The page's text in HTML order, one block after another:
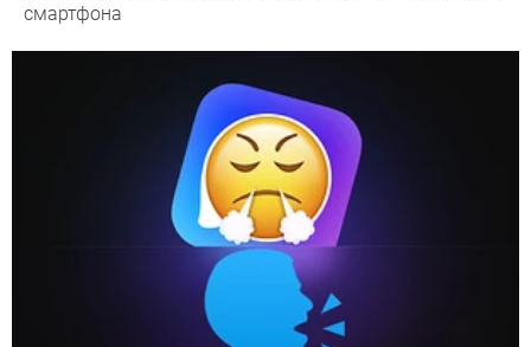
смартфона